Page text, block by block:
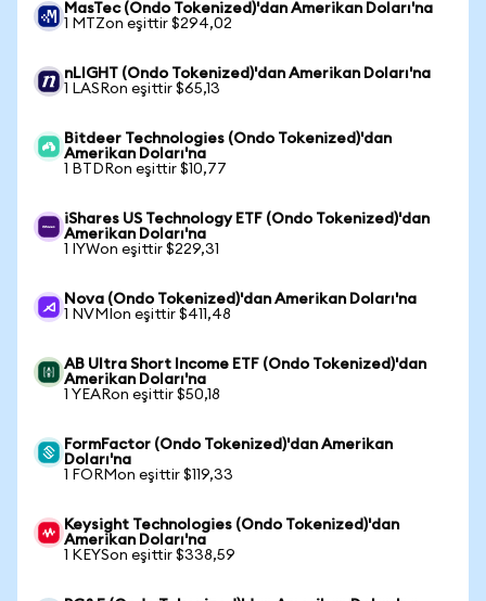
MasTec (Ondo Tokenized)'dan Amerikan Doları'na
1 MTZon eşittir $294,02
nLIGHT (Ondo Tokenized)'dan Amerikan Doları'na
1 LASRon eşittir $65,13
Bitdeer Technologies (Ondo Tokenized)'dan
Amerikan Doları'na
1 BTDRon eşittir $10,77
iShares US Technology ETF (Ondo Tokenized)'dan
Amerikan Doları'na
1 IYWon eşittir $229,31
Nova (Ondo Tokenized)'dan Amerikan Doları'na
1 NVMIon eşittir $411,48
AB Ultra Short Income ETF (Ondo Tokenized)'dan
Amerikan Doları'na
1 YEARon eşittir $50,18
FormFactor (Ondo Tokenized)'dan Amerikan
Doları'na
1 FORMon eşittir $119,33
Keysight Technologies (Ondo Tokenized)'dan
Amerikan Doları'na
1 KEYSon eşittir $338,59